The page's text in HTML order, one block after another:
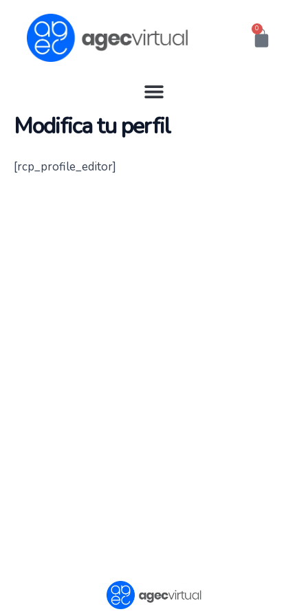
contenido
0
Cart
Modifica tu perfil
[rcp_profile_editor]